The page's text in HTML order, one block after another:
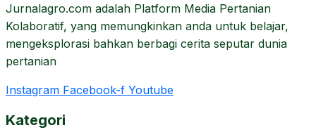
Jurnalagro.com adalah Platform Media Pertanian
Kolaboratif, yang memungkinkan anda untuk belajar,
mengeksplorasi bahkan berbagi cerita seputar dunia
pertanian
Instagram Facebook-f Youtube
Kategori